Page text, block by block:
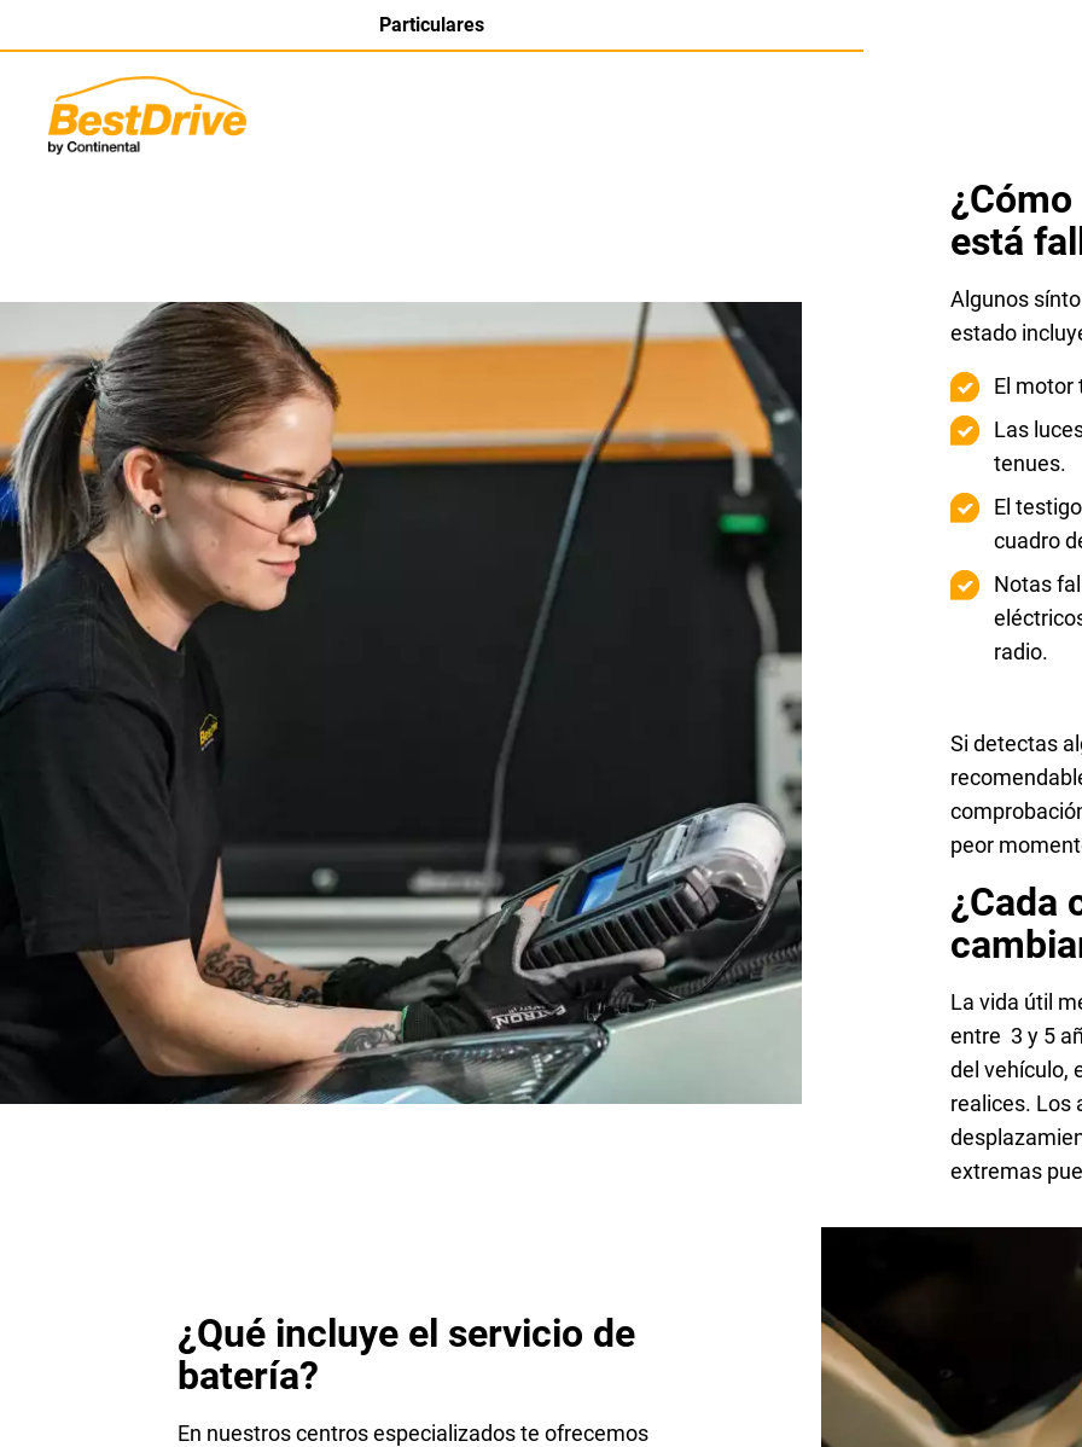
Particulares
está
Algunos
estado
El motor
Las
tenues.
El
cuadro
Notas
radio.
Si detectas
peor
¿Cada
La vida útil
entre 3 y 5
del vehículo,
realices. Los
extremas
¿Qué incluye el servicio de
batería?
En nuestros centros especializados te ofrecemos